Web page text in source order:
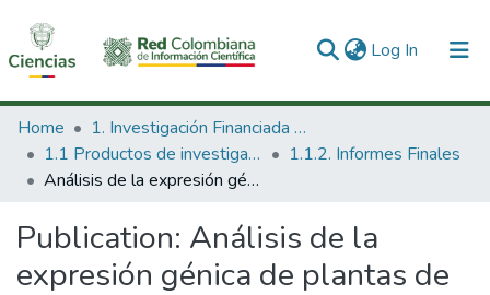
Log In (current)
Communities & Collections
All of DSpace
Home
1. Investigación Financiada con Recursos Públicos
1.1 Productos de investigación
1.1.2. Informes Finales
Análisis de la expresión génica de plantas de tomate tratadas con Trichoderma Koningii (Th003) en relación con parámetros de inducción de la resistencia y del crecimiento vegetal.
Publication: Análisis de la
expresión génica de plantas de